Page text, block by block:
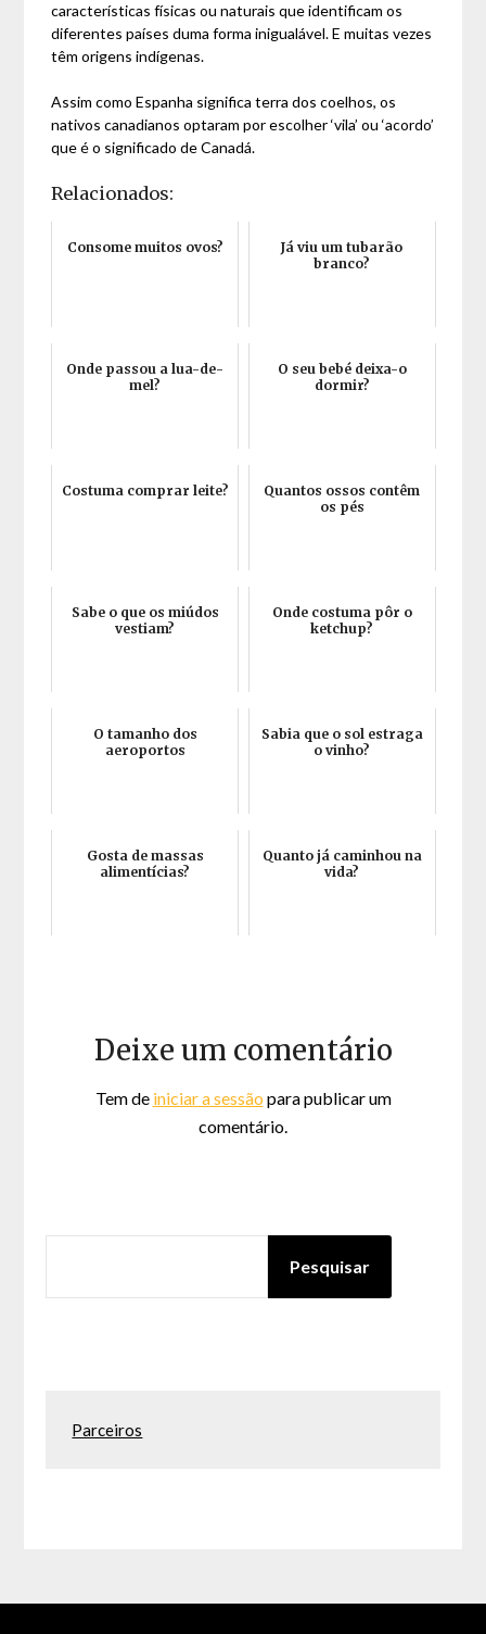
características físicas ou naturais que identificam os
diferentes países duma forma inigualável. E muitas vezes
têm origens indígenas.
Assim como Espanha significa terra dos coelhos, os
nativos canadianos optaram por escolher ‘vila’ ou ‘acordo’
que é o significado de Canadá.
Relacionados:
Consome muitos ovos?
Já viu um tubarão
branco?
Onde passou a lua-de-
mel?
O seu bebé deixa-o
dormir?
Costuma comprar leite?
Quantos ossos contêm
os pés
Sabe o que os miúdos
vestiam?
Onde costuma pôr o
ketchup?
O tamanho dos
aeroportos
Sabia que o sol estraga
o vinho?
Gosta de massas
alimentícias?
Quanto já caminhou na
vida?
Deixe um comentário
Tem de iniciar a sessão para publicar um
comentário.
Pesquisar
Parceiros